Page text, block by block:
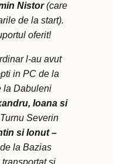
Nistor(care
de la start).
oferit!
l-au avut
in PC de la
la Dabuleni
Ioana si
Severin
si Ionut –
la Bazias